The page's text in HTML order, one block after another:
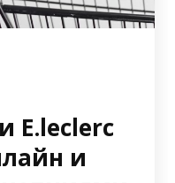
E.leclerc
и